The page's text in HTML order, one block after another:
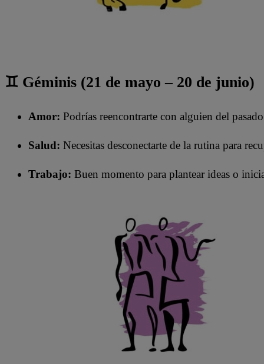
♊ Géminis (21 de mayo – 20 de junio)
Amor: Podrías reencontrarte con alguien del
Salud: Necesitas desconectarte de la rutina para
Trabajo: Buen momento para plantear ideas o